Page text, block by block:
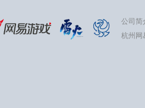
公司简
杭州